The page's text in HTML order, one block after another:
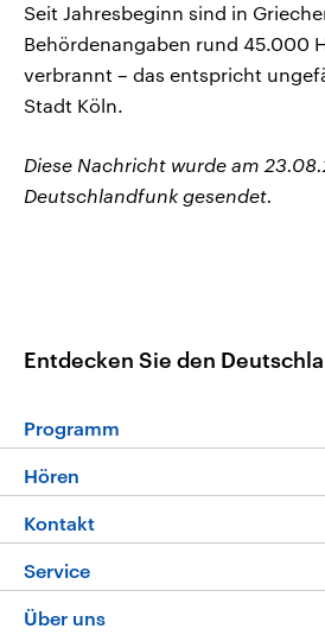
Seit Jahresbeginn sind in
Behördenangaben rund 45.000
verbrannt – das entspricht
Stadt Köln.
Diese Nachricht wurde am
Deutschlandfunk gesendet.
Entdecken Sie den
Programm
Programm
Die Nachrichten
Nachrichtenleicht
Neue Beiträge auf dlf.de
Hören
Livestream
Podcasts
Deutschlandfunk App
Kontakt
Hörerservice
Service
FAQ
Über uns